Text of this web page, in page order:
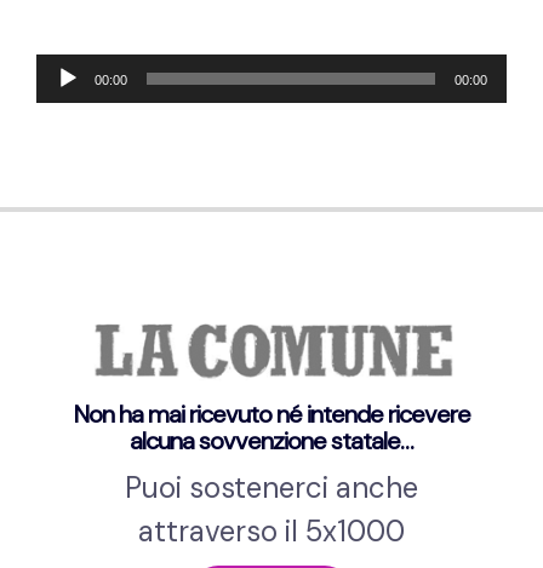
Audio
Player
00:00 00:00
Non ha mai ricevuto né intende ricevere
alcuna sovvenzione statale…
Puoi sostenerci anche
attraverso il 5x1000